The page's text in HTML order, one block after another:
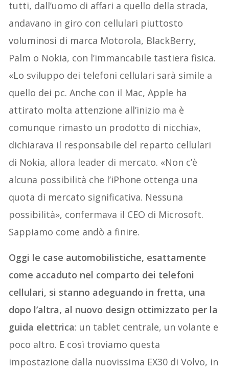
tutti, dall’uomo di affari a quello della strada,
andavano in giro con cellulari piuttosto
voluminosi di marca Motorola, BlackBerry,
Palm o Nokia, con l’immancabile tastiera fisica.
«Lo sviluppo dei telefoni cellulari sarà simile a
quello dei pc. Anche con il Mac, Apple ha
attirato molta attenzione all’inizio ma è
comunque rimasto un prodotto di nicchia»,
dichiarava il responsabile del reparto cellulari
di Nokia, allora leader di mercato. «Non c’è
alcuna possibilità che l’iPhone ottenga una
quota di mercato significativa. Nessuna
possibilità», confermava il CEO di Microsoft.
Sappiamo come andò a finire.
Oggi le case automobilistiche, esattamente
come accaduto nel comparto dei telefoni
cellulari, si stanno adeguando in fretta, una
dopo l’altra, al nuovo design ottimizzato per la
guida elettrica: un tablet centrale, un volante e
poco altro. E così troviamo questa
impostazione dalla nuovissima EX30 di Volvo, in